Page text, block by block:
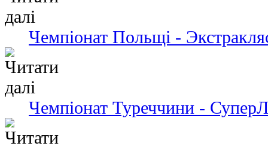
Чемпіонат Польщі -
Чемпіонат Туреччини -